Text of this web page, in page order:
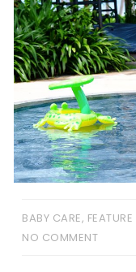
BABY CARE, FEATURE
NO COMMENT